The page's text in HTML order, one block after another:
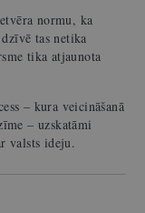
normu, ka
tas netika
tika atjaunota
– kura veicināšanā
– uzskatāmi
valsts ideju.